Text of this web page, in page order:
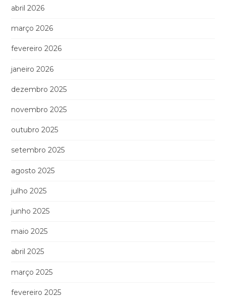
abril 2026
março 2026
fevereiro 2026
janeiro 2026
dezembro 2025
novembro 2025
outubro 2025
setembro 2025
agosto 2025
julho 2025
junho 2025
maio 2025
abril 2025
março 2025
fevereiro 2025